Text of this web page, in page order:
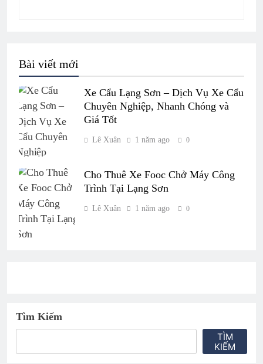
Bài viết mới
Xe Cẩu Lạng Sơn – Dịch Vụ Xe Cẩu
Chuyên Nghiệp, Nhanh Chóng và
Giá Tốt
Lê Xuân 1 năm ago 0
Cho Thuê Xe Fooc Chở Máy Công
Trình Tại Lạng Sơn
Lê Xuân 1 năm ago 0
Tìm Kiếm
TÌM
KIẾM